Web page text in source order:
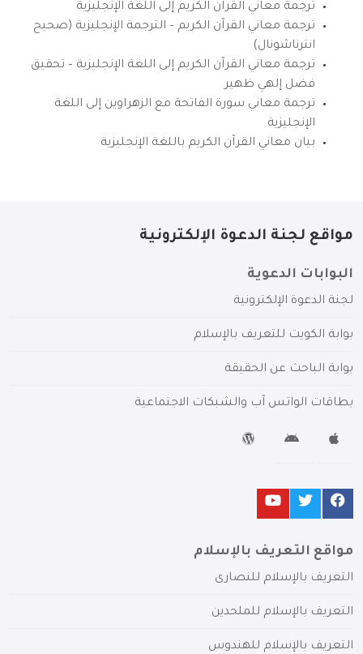
ترجمة معاني القرآن الكريم إلى اللغة الإنجليزية
ترجمة معاني القرآن الكريم – الترجمة الإنجليزية (صحيح
انترناشونال)
ترجمة معاني القرآن الكريم إلى اللغة الإنجليزية – تحقيق
فضل إلهي ظهير
ترجمة معاني سورة الفاتحة مع الزهراوين إلى اللغة
الإنجليزية
بيان معاني القرآن الكريم باللغة الإنجليزية
مواقع لجنة الدعوة الإلكترونية
البوابات الدعوية
لجنة الدعوة الإلكترونية
بوابة الكويت للتعريف بالإسلام
بوابة الباحث عن الحقيقة
بطاقات الواتس آب والشبكات الاجتماعية
مواقع التعريف بالإسلام
التعريف بالإسلام للنصارى
التعريف بالإسلام للملحدين
التعريف بالإسلام للهندوس